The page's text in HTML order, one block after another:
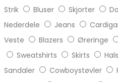
Strik
Bluser Skjorter
Nederdele
Jeans
Veste
Blazers Øreringe
Sweatshirts
Skirts
Sandaler
Cowboystøvler